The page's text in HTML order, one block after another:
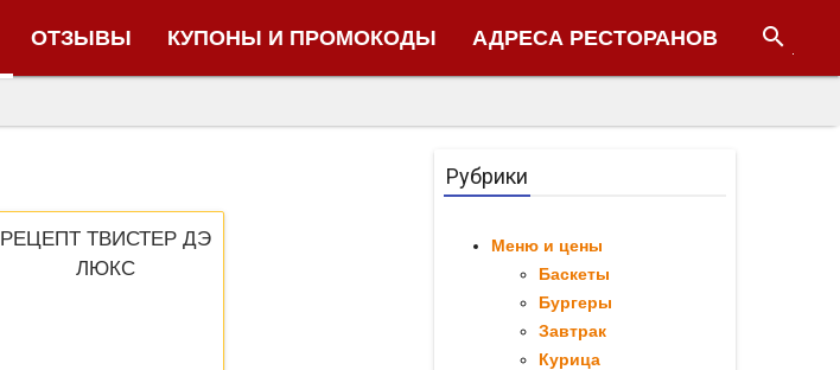
ОТЗЫВЫ КУПОНЫ И ПРОМОКОДЫ АДРЕСА РЕСТОРАНОВ search
РЕЦЕПТ ТВИСТЕР ДЭ
ЛЮКС
Рубрики
Меню и цены
Баскеты
Бургеры
Завтрак
Курица